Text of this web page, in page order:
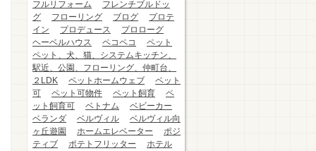
フルリフォーム
フレンチブルドッ
グ
フローリング ブログ
プロテ
イン
プロデュース
プロローグ
ヘーベルハウス
ペコペコ
ペット
ペット、犬、猫、システムキッチン、
駅近、公園、フローリング、仲町台、
２LDK
ペットホームウェブ
ペット
可
ペット可物件 ペット飼育
ペ
ット飼育可
ベトナム
ベビーカー
ベランダ
ベルヴィル
ベルヴィル向
ヶ丘遊園
ホームエレベーター
ポジ
ティブ
ポテトフリッター
ホテル